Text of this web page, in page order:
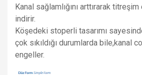
Kanal sağlamlığını arttırarak titreşim
indirir.
Köşedeki stoperli tasarımı
çok sıkıldığı durumlarda bile,kanal
engeller.